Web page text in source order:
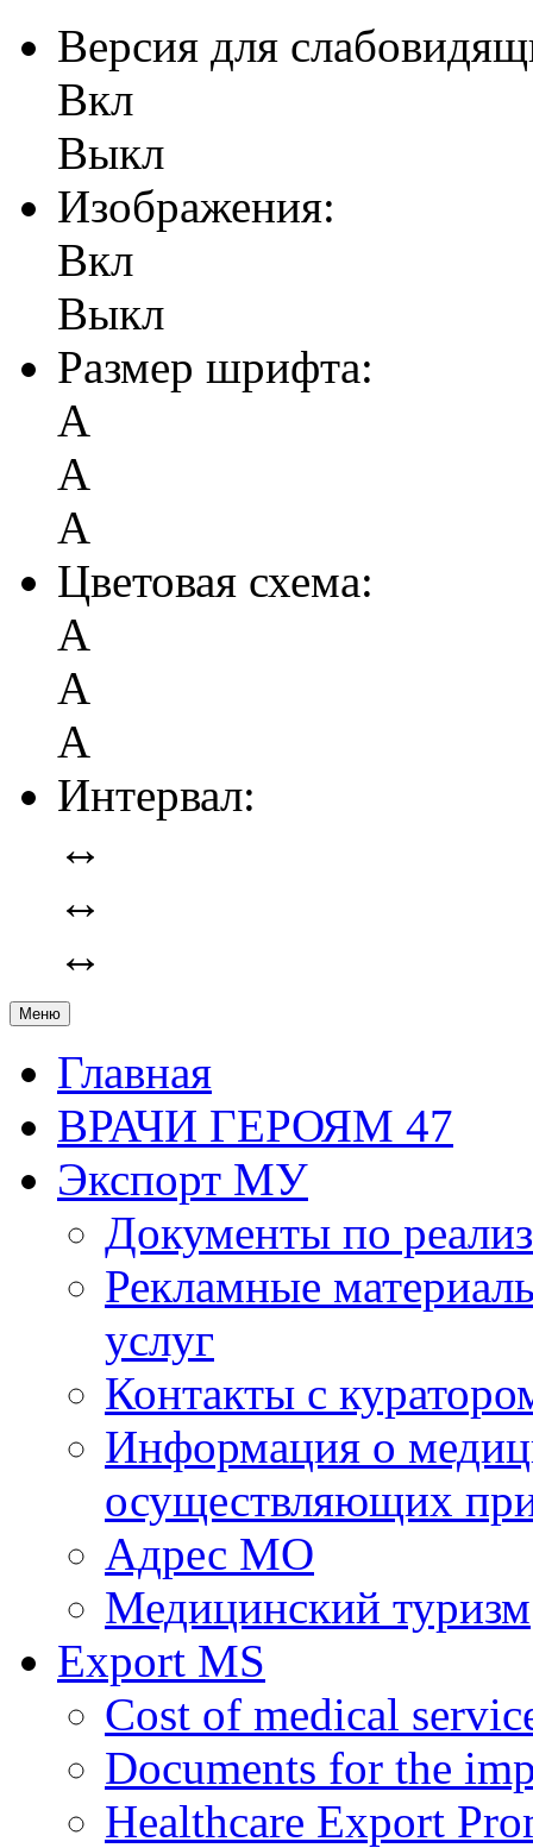
Версия для
Вкл
Выкл
Изображения:
Вкл
Выкл
Размер шрифта:
А
А
А
Цветовая схема:
А
А
А
Интервал:
↔
↔
↔
Меню
Главная
ВРАЧИ ГЕРОЯМ 47
Экспорт МУ
Документы по
Рекламные
услуг
Контакты с
Информация о
осуществляющих
Адрес МО
Медицинский туризм
Export MS
Cost of medical
Documents for the
Healthcare Export